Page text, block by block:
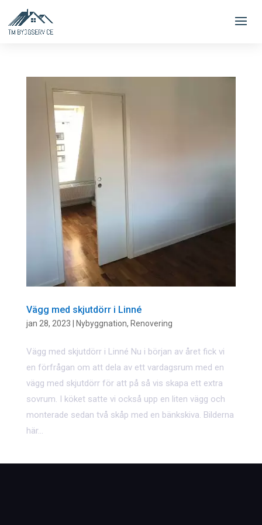
Vägg med skjutdörr i Linné
jan 28, 2023 Nybyggnation, Renovering
Vägg med skjutdörr i Linné Nu i början av året fick vi
en förfrågan om att dela av ett vardagsrum med en
vägg med skjutdörr för att på så vis skapa ett extra
sovrum. I köket satte vi också upp en liten vägg och
monterade sedan två skåp med en bänkskiva. Bilderna
här...